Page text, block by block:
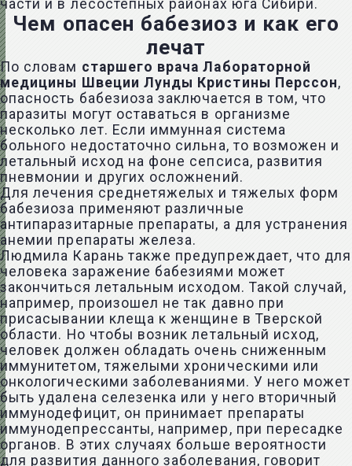
части и в лесостепных районах юга Сибири.
Чем опасен бабезиоз и как его
лечат
По словам старшего врача Лабораторной
медицины Швеции Лунды Кристины Перссон,
опасность бабезиоза заключается в том, что
паразиты могут оставаться в организме
несколько лет. Если иммунная система
больного недостаточно сильна, то возможен и
летальный исход на фоне сепсиса, развития
пневмонии и других осложнений.
Для лечения среднетяжелых и тяжелых форм
бабезиоза применяют различные
антипаразитарные препараты, а для устранения
анемии препараты железа.
Людмила Карань также предупреждает, что для
человека заражение бабезиями может
закончиться летальным исходом. Такой случай,
например, произошел не так давно при
присасывании клеща к женщине в Тверской
области. Но чтобы возник летальный исход,
человек должен обладать очень сниженным
иммунитетом, тяжелыми хроническими или
онкологическими заболеваниями. У него может
быть удалена селезенка или у него вторичный
иммунодефицит, он принимает препараты
иммунодепрессанты, например, при пересадке
органов. В этих случаях больше вероятности
для развития данного заболевания, говорит